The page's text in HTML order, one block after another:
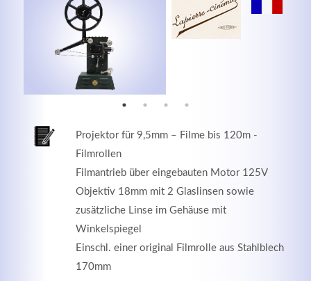
Projektor für 9,5mm – Filme bis 120m -
Filmrollen
Filmantrieb über eingebauten Motor 125V
Objektiv 18mm mit 2 Glaslinsen sowie
zusätzliche Linse im Gehäuse mit
Winkelspiegel
Einschl. einer original Filmrolle aus Stahlblech
170mm
MEHR INFOS
Good Service
Lorem ipsum dolor sit amet, consectetuer adipiscing
elit. Aenean commodo ligula eget dolor.